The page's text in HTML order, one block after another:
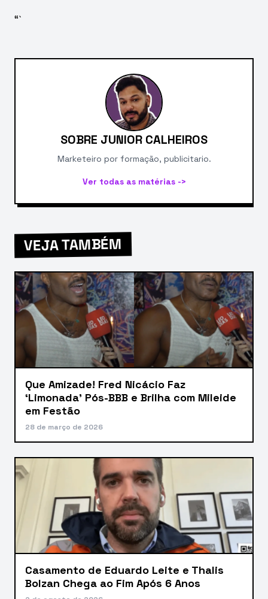
“`
SOBRE JUNIOR CALHEIROS
Marketeiro por formação, publicitario.
Ver todas as matérias ->
VEJA TAMBÉM
Que Amizade! Fred Nicácio Faz
‘Limonada’ Pós-BBB e Brilha com Mileide
em Festão
28 de março de 2026
Casamento de Eduardo Leite e Thalis
Bolzan Chega ao Fim Após 6 Anos